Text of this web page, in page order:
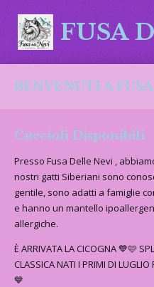
Vai
contenuto
FUSA
BENVENUTI A
Cuccioli Disponibili
Presso Fusa Delle Nevi ,
nostri gatti Siberiani sono
gentile, sono adatti a famiglie
e hanno un mantello
allergiche.
È ARRIVATA LA CICOGNA 💙🩷
CLASSICA NATI I PRIMI DI
💙